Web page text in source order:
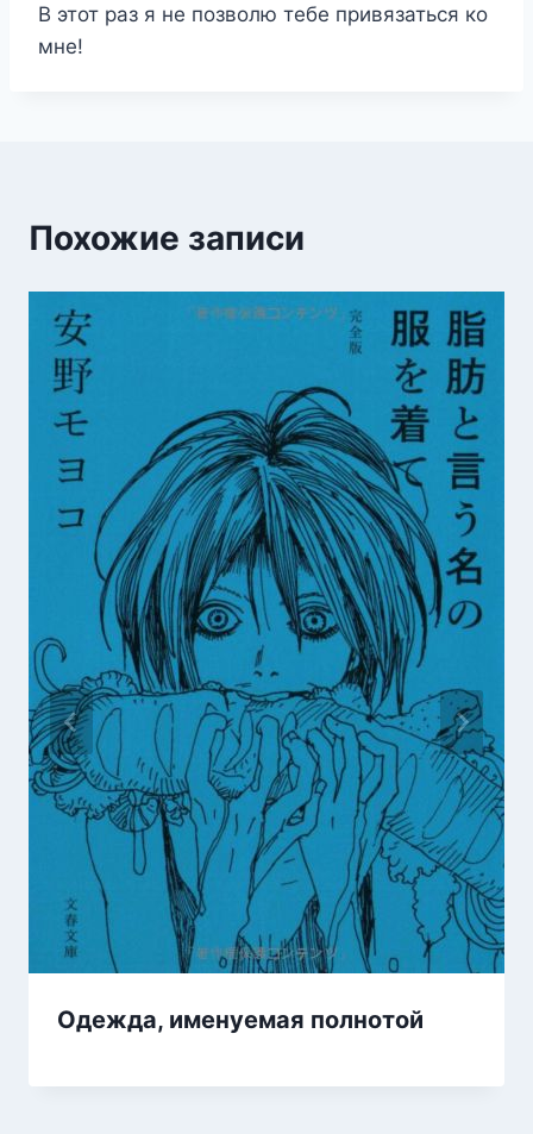
В этот раз я не позволю тебе привязаться ко
мне!
Похожие записи
Одежда, именуемая полнотой